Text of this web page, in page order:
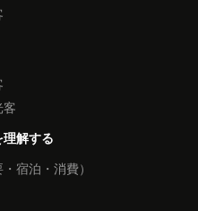
解する
宿泊・消費）